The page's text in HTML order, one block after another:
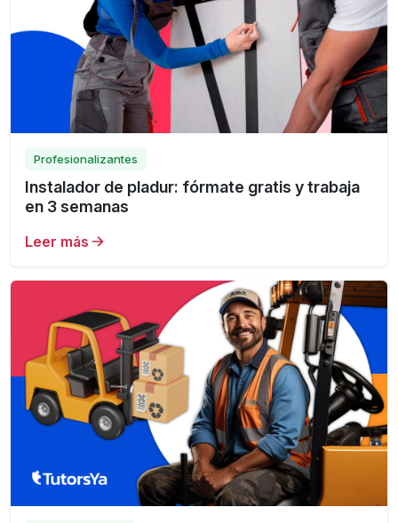
Profesionalizantes
Instalador de pladur: fórmate gratis y trabaja
en 3 semanas
Leer más